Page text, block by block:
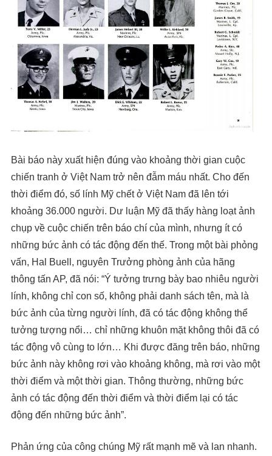
Bài báo này xuất hiện đúng vào khoảng thời gian cuộc
chiến tranh ở Việt Nam trở nên đẫm máu nhất. Cho đến
thời điểm đó, số lính Mỹ chết ở Việt Nam đã lên tới
khoảng 36.000 người. Dư luận Mỹ đã thấy hàng loạt ảnh
chụp về cuộc chiến trên báo chí của mình, nhưng ít có
những bức ảnh có tác động đến thế. Trong một bài phỏng
vấn, Hal Buell, nguyên Trưởng phòng ảnh của hãng
thông tấn AP, đã nói: “Ý tưởng trưng bày bao nhiêu người
lính, không chỉ con số, không phải danh sách tên, mà là
bức ảnh của từng người lính, đã có tác động không thể
tưởng tượng nổi… chỉ những khuôn mặt không thôi đã có
tác động vô cùng to lớn… Khi được đăng trên báo, những
bức ảnh này không rơi vào khoảng không, mà rơi vào một
thời điểm và một thời gian. Thông thường, những bức
ảnh có tác động đến thời điểm và thời điểm lại có tác
động đến những bức ảnh”.
Phản ứng của công chúng Mỹ rất mạnh mẽ và lan nhanh.